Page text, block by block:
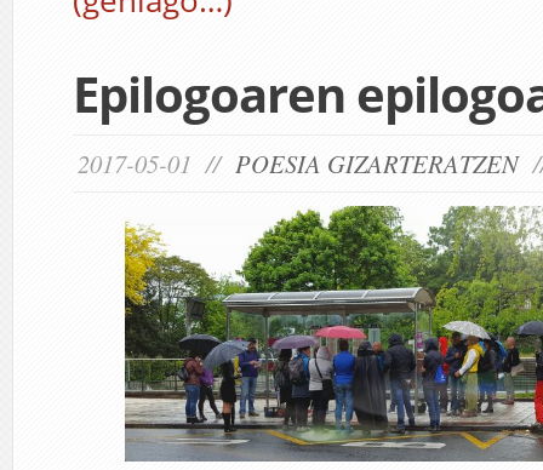
Epilogoaren
2017-05-01 // POESIA GIZARTERATZEN